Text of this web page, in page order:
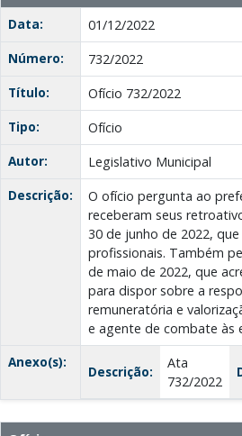
Data:
01/12/2022
Número:
732/2022
Título:
Ofício 732/2022
Tipo:
Ofício
Autor:
Legislativo Municipal
Descrição:
O ofício pergunta ao
receberam seus
30 de junho de 2022,
profissionais. Também
de maio de 2022, que
para dispor sobre a
remuneratória e
e agente de combate às
Anexo(s):
Descrição:
Ata
732/2022